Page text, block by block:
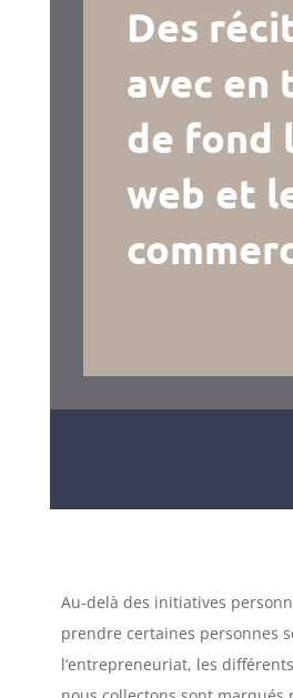
Des
avec en
de fond
web et
Au-delà des initiatives
prendre certaines personnes
l’entrepreneuriat, les